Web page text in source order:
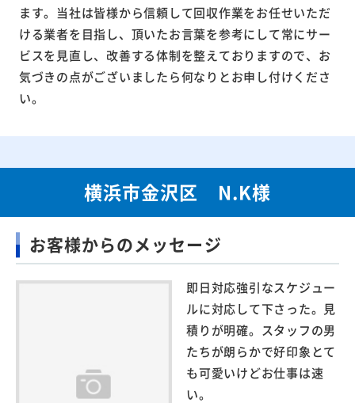
ます。当社は皆様から信頼して回収作業をお任せいただ
ける業者を目指し、頂いたお言葉を参考にして常にサー
ビスを見直し、改善する体制を整えておりますので、お
気づきの点がございましたら何なりとお申し付けくださ
い。
横浜市金沢区 N.K様
お客様からのメッセージ
即日対応強引なスケジュー
ルに対応して下さった。見
積りが明確。スタッフの男
たちが朗らかで好印象とて
も可愛いけどお仕事は速
い。